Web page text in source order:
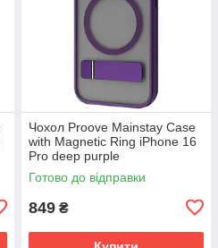
Чохол Proove Mainstay Case
with Magnetic Ring iPhone 16
Pro deep purple
(PCMCIP16P004)
Готово до відправки
849 ₴